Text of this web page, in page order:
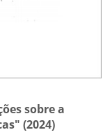
sobre a
(2024)